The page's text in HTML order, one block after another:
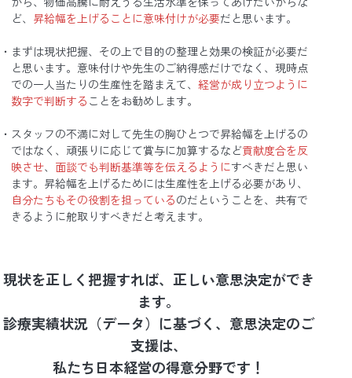
ど、 昇給幅を上げることに意味付けが必要だと思います。
まずは現状把握、その上で目的の整理と効果の検証が必要だ
と思います。意味付けや先生のご納得感だけでなく、現時点
での一人当たりの生産性を踏まえて、 経営が成り立つように
数字で判断する ことをお勧めします。
スタッフの不満に対して先生の胸ひとつで昇給幅を上げるの
ではなく、頑張りに応じて賞与に加算するなど貢献度合を反
映させ、 面談でも判断基準等を伝えるようにすべきだと思い
ます。昇給幅を上げるためには生産性を上げる必要があり、
自分たちもその役割を担っているのだということを、共有で
きるように舵取りすべきだと考えます。
現状を正しく把握すれば、正しい意思決定ができ
ます。
診療実績状況（データ）に基づく、意思決定のご
支援は、
私たち日本経営の得意分野です！